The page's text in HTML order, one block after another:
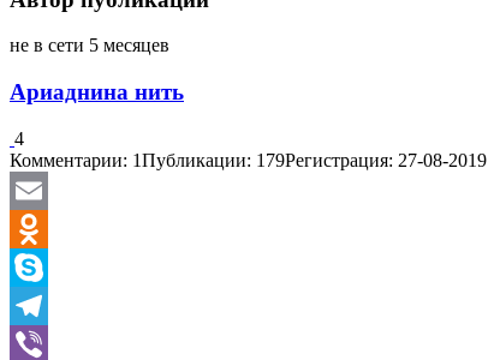
не в сети 5 месяцев
Ариаднина нить
4
Комментарии: 1Публикации: 179Регистрация: 27-08-2019
Email
Odnoklassniki
Skype
Telegram